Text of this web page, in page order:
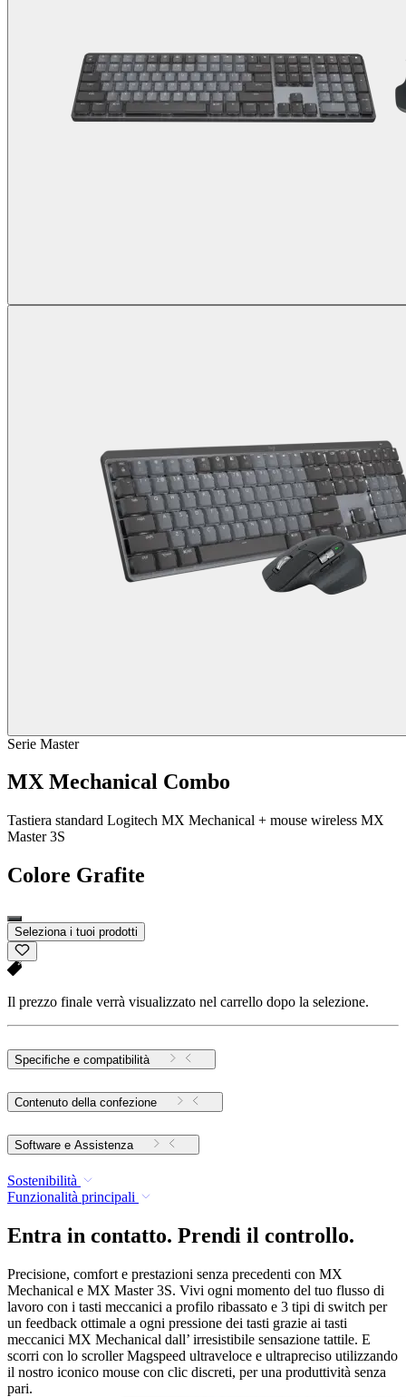
Serie Master
MX Mechanical Combo
Tastiera standard Logitech MX Mechanical + mouse wireless MX
Master 3S
Colore Grafite
Seleziona i tuoi prodotti
Il prezzo finale verrà visualizzato nel carrello dopo la selezione.
Specifiche e compatibilità
Contenuto della confezione
Software e Assistenza
Sostenibilità
Funzionalità principali
Entra in contatto. Prendi il controllo.
Precisione, comfort e prestazioni senza precedenti con MX
Mechanical e MX Master 3S. Vivi ogni momento del tuo flusso di
lavoro con i tasti meccanici a profilo ribassato e 3 tipi di switch per
un feedback ottimale a ogni pressione dei tasti grazie ai tasti
meccanici MX Mechanical dall’ irresistibile sensazione tattile. E
scorri con lo scroller Magspeed ultraveloce e ultrapreciso utilizzando
il nostro iconico mouse con clic discreti, per una produttività senza
pari.